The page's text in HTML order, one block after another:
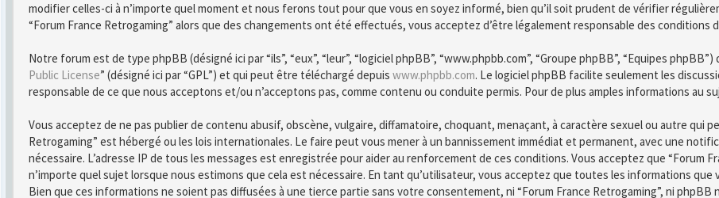
modifier celles-ci à n’importe quel moment et nous ferons tout pour que vous en soyez informé, bien qu’il soit prudent de vérifier
“Forum France Retrogaming” alors que des changements ont été effectués, vous acceptez d’être légalement responsable des conditions
Notre forum est de type phpBB (désigné ici par “ils”, “eux”, “leur”, “logiciel phpBB”, “www.phpbb.com”, “Groupe phpBB”, “Equipes
Public License” (désigné ici par “GPL”) et qui peut être téléchargé depuis www.phpbb.com. Le logiciel phpBB facilite seulement les
responsable de ce que nous acceptons et/ou n’acceptons pas, comme contenu ou conduite permis. Pour de plus amples informations au
Vous acceptez de ne pas publier de contenu abusif, obscène, vulgaire, diffamatoire, choquant, menaçant, à caractère sexuel ou autre qui
Retrogaming” est hébergé ou les lois internationales. Le faire peut vous mener à un bannissement immédiat et permanent, avec une
nécessaire. L’adresse IP de tous les messages est enregistrée pour aider au renforcement de ces conditions. Vous acceptez que “Forum
n’importe quel sujet lorsque nous estimons que cela est nécessaire. En tant qu’utilisateur, vous acceptez que toutes les informations
Bien que ces informations ne soient pas diffusées à une tierce partie sans votre consentement, ni “Forum France Retrogaming”, ni